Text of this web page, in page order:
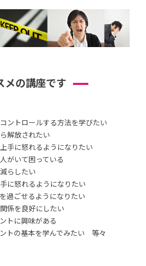
メの講座です
ントロールする方法を学びたい
解放されたい
手に怒れるようになりたい
がいて困っている
らしたい
に怒れるようになりたい
過ごせるようになりたい
係を良好にしたい
トに興味がある
トの基本を学んでみたい 等々